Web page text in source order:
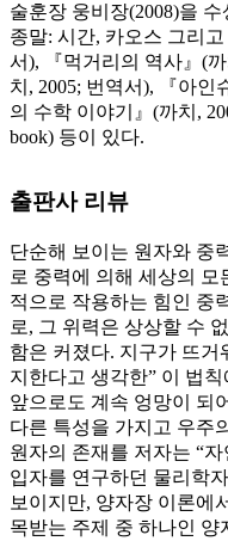
술훈장 웅비장(2008)을
종말: 시간, 카오스 그리
서), 『먹거리의 역사』(
치, 2005; 번역서), 『아인
의 수학 이야기』(까치,
book) 등이 있다.
출판사 리뷰
단순해 보이는 원자와 중
로 중력에 의해 세상의
적으로 작용하는 힘인 중
로, 그 위력은 상상할 수
함은 커졌다. 지구가 뜨
지한다고 생각한” 이 법
앞으로도 계속 엉망이 되
다른 특성을 가지고 우주
원자의 존재를 저자는 “
입자를 연구하던 물리학
보이지만, 양자장 이론에
목받는 주제 중 하나인